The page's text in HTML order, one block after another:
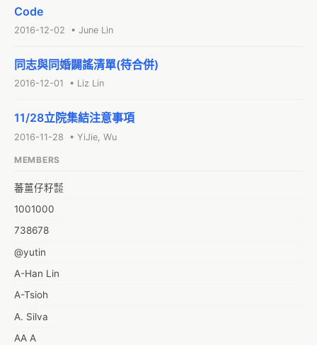
Code
2016-12-02 • June Lin
同志與同婚闢謠清單(待合併)
2016-12-01 • Liz Lin
11/28立院集結注意事項
2016-11-28 • YiJie, Wu
MEMBERS
蕃薑仔籽㍿
1001000
738678
@yutin
A-Han Lin
A-Tsioh
A. Silva
AA A